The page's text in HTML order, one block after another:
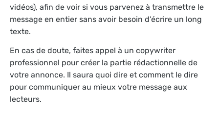
vidéos), afin de voir si vous parvenez à transmettre le
message en entier sans avoir besoin d’écrire un long
texte.
En cas de doute, faites appel à un copywriter
professionnel pour créer la partie rédactionnelle de
votre annonce. Il saura quoi dire et comment le dire
pour communiquer au mieux votre message aux
lecteurs.